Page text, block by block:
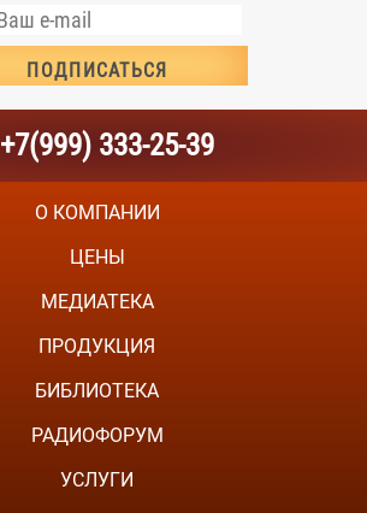
+7(999) 333-25-39
О КОМПАНИИ
ЦЕНЫ
МЕДИАТЕКА
ПРОДУКЦИЯ
БИБЛИОТЕКА
РАДИОФОРУМ
УСЛУГИ